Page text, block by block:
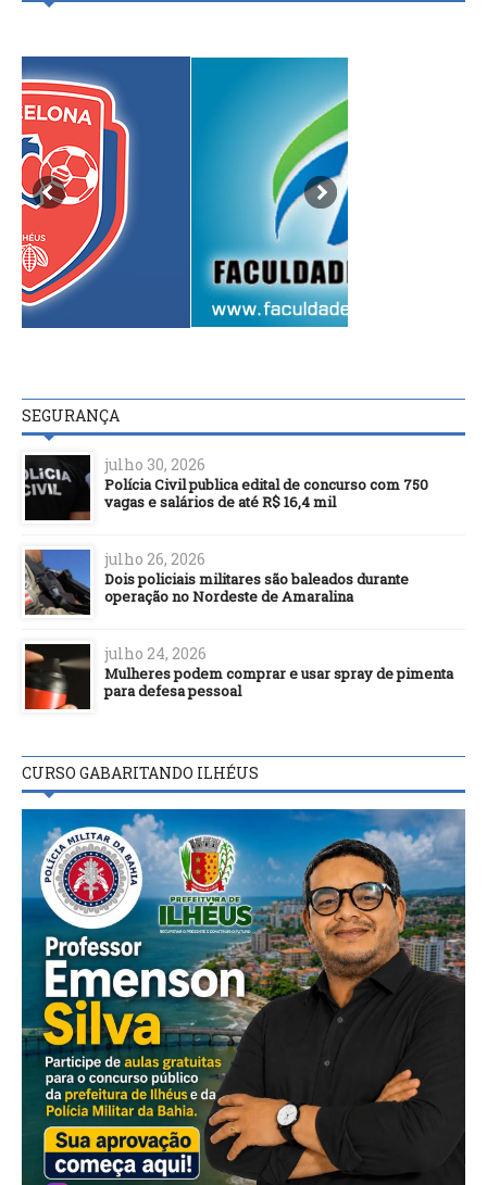
SEGURANÇA
julho 30, 2026
Polícia Civil publica edital de concurso com 750
vagas e salários de até R$ 16,4 mil
julho 26, 2026
Dois policiais militares são baleados durante
operação no Nordeste de Amaralina
julho 24, 2026
Mulheres podem comprar e usar spray de pimenta
para defesa pessoal
CURSO GABARITANDO ILHÉUS